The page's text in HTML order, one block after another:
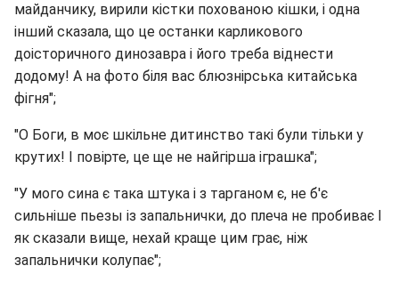
майданчику, вирили кістки похованою кішки, і одна
інший сказала, що це останки карликового
доісторичного динозавра і його треба віднести
додому! А на фото біля вас блюзнірська китайська
фігня";
"О Боги, в моє шкільне дитинство такі були тільки у
крутих! І повірте, це ще не найгірша іграшка";
"У мого сина є така штука і з тарганом є, не б'є
сильніше пьезы із запальнички, до плеча не пробиває І
як сказали вище, нехай краще цим грає, ніж
запальнички колупає";